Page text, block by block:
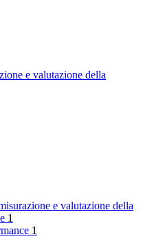
e valutazione della
e valutazione della
1
1